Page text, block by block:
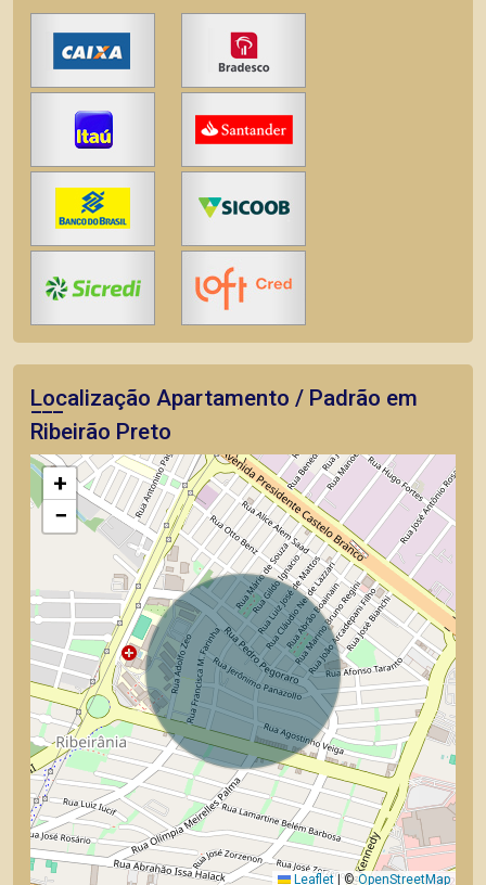
Localização Apartamento / Padrão em
Ribeirão Preto
+
−
Leaflet ©OpenStreetMap